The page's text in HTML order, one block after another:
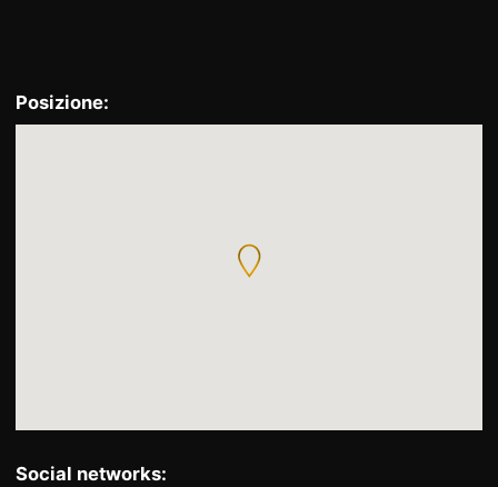
Posizione:
Social networks: